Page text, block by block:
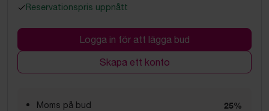
Reservationspris uppnått
Logga in för att lägga bud
Skapa ett konto
Moms på bud 25%